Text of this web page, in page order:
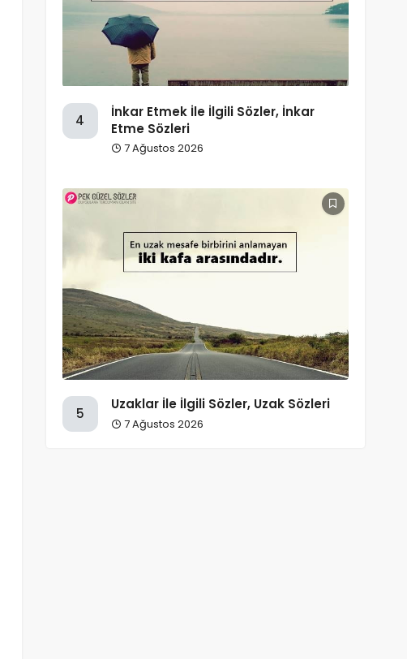
4
İnkar Etmek İle İlgili Sözler, İnkar
Etme Sözleri
7 Ağustos 2026
5
Uzaklar İle İlgili Sözler, Uzak Sözleri
7 Ağustos 2026